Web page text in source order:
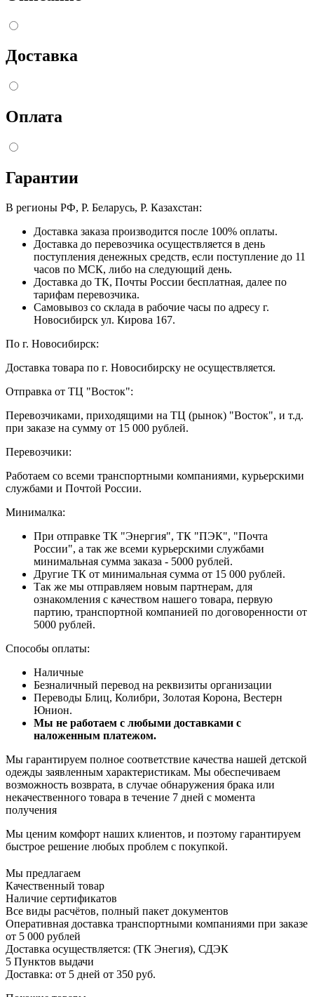
Доставка
Оплата
Гарантии
В регионы РФ, Р. Беларусь, Р. Казахстан:
Доставка заказа производится после 100% оплаты.
Доставка до перевозчика осуществляется в день
поступления денежных средств, если поступление до 11
часов по МСК, либо на следующий день.
Доставка до ТК, Почты России бесплатная, далее по
тарифам перевозчика.
Самовывоз со склада в рабочие часы по адресу г.
Новосибирск ул. Кирова 167.
По г. Новосибирск:
Доставка товара по г. Новосибирску не осуществляется.
Отправка от ТЦ "Восток":
Перевозчиками, приходящими на ТЦ (рынок) "Восток", и т.д.
при заказе на сумму от 15 000 рублей.
Перевозчики:
Работаем со всеми транспортными компаниями, курьерскими
службами и Почтой России.
Минималка:
При отправке ТК "Энергия", ТК "ПЭК", "Почта
России", а так же всеми курьерскими службами
минимальная сумма заказа - 5000 рублей.
Другие ТК от минимальная сумма от 15 000 рублей.
Так же мы отправляем новым партнерам, для
ознакомления с качеством нашего товара, первую
партию, транспортной компанией по договоренности от
5000 рублей.
Способы оплаты:
Наличные
Безналичный перевод на реквизиты организации
Переводы Блиц, Колибри, Золотая Корона, Вестерн
Юнион.
Мы не работаем с любыми доставками с
наложенным платежом.
Мы гарантируем полное соответствие качества нашей детской
одежды заявленным характеристикам. Мы обеспечиваем
возможность возврата, в случае обнаружения брака или
некачественного товара в течение 7 дней с момента
получения
Мы ценим комфорт наших клиентов, и поэтому гарантируем
быстрое решение любых проблем с покупкой.
Мы предлагаем
Качественный товар
Наличие сертификатов
Все виды расчётов, полный пакет документов
Оперативная доставка транспортными компаниями при заказе
от 5 000 рублей
Доставка осуществляется: (ТК Энегия), СДЭК
5 Пунктов выдачи
Доставка: от 5 дней от 350 руб.